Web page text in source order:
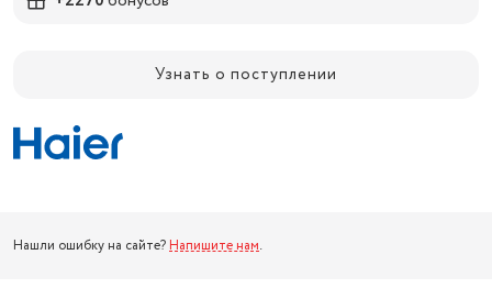
Узнать о поступлении
Нашли ошибку на сайте? Напишите нам.